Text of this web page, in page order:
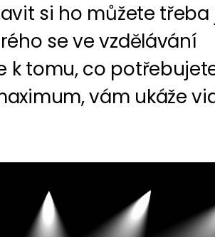
si ho můžete třeba
se ve vzdělávání
k tomu, co
vám ukáže